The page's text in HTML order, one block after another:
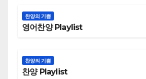
찬양의 기쁨
영어찬양 Playlist
찬양의 기쁨
찬양 Playlist